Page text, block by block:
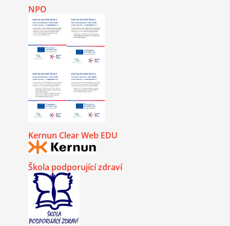
NPO
Kernun Clear Web EDU
Škola podporující zdraví